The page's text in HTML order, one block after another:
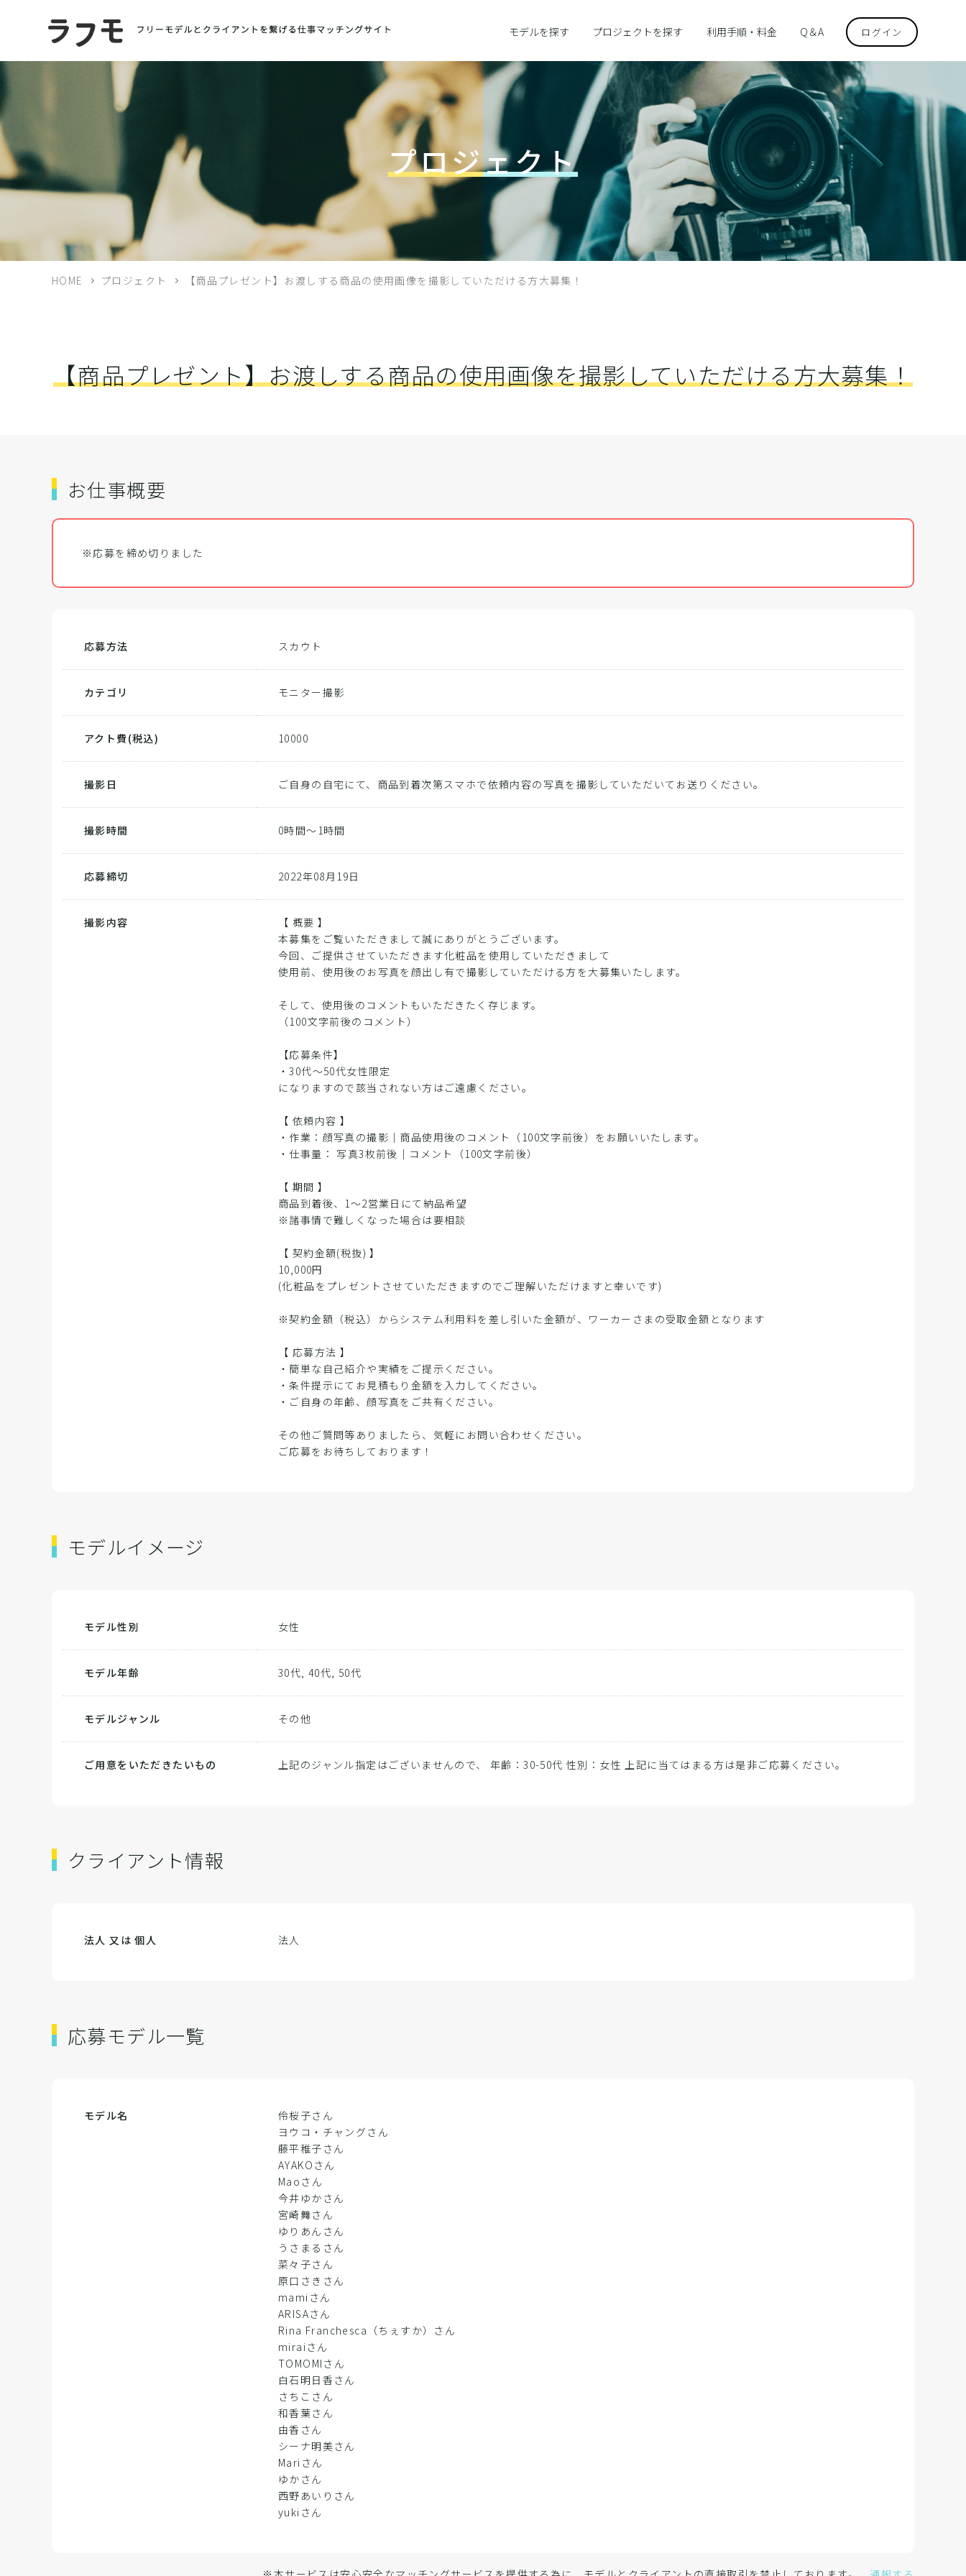
ログイン
モデルを探す プロジェクトを探す 利用手順・料金 Q＆A
プロジェクト
HOME プロジェクト 【商品プレゼント】お渡しする商品の使用画像を撮影していただける方大募集！
【商品プレゼント】お渡しする商品の使用画像を撮影していただける方大募集！
お仕事概要
※応募を締め切りました
応募方法 スカウト
カテゴリ モニター撮影
アクト費(税込) 10000
撮影日 ご自身の自宅にて、商品到着次第スマホで依頼内容の写真を撮影していただいてお送りください。
撮影時間 0時間～1時間
応募締切 2022年08月19日
撮影内容
【 概要 】
本募集をご覧いただきまして誠にありがとうございます。
今回、ご提供させていただきます化粧品を使用していただきまして
使用前、使用後のお写真を顔出し有で撮影していただける方を大募集いたします。
そして、使用後のコメントもいただきたく存じます。
（100文字前後のコメント）
【応募条件】
・30代〜50代女性限定
になりますので該当されない方はご遠慮ください。
【 依頼内容 】
・作業：顔写真の撮影｜商品使用後のコメント（100文字前後）をお願いいたします。
・仕事量： 写真3枚前後｜コメント（100文字前後）
【 期間 】
商品到着後、1〜2営業日にて納品希望
※諸事情で難しくなった場合は要相談
【 契約金額(税抜) 】
10,000円
(化粧品をプレゼントさせていただきますのでご理解いただけますと幸いです)
※契約金額（税込）からシステム利用料を差し引いた金額が、ワーカーさまの受取金額となります
【 応募方法 】
・簡単な自己紹介や実績をご提示ください。
・条件提示にてお見積もり金額を入力してください。
・ご自身の年齢、顔写真をご共有ください。
その他ご質問等ありましたら、気軽にお問い合わせください。
ご応募をお待ちしております！
モデルイメージ
モデル性別 女性
モデル年齢 30代, 40代, 50代
モデルジャンル その他
ご用意をいただきたいもの 上記のジャンル指定はございませんので、 年齢：30-50代 性別：女性 上記に当てはまる方は是非ご応募ください。
クライアント情報
法人 又は 個人 法人
応募モデル一覧
モデル名
伶桜子さん
ヨウコ・チャングさん
藤平稚子さん
AYAKOさん
Maoさん
今井ゆかさん
宮崎舞さん
ゆりあんさん
うさまるさん
菜々子さん
原口さきさん
mamiさん
ARISAさん
Rina Franchesca（ちぇすか）さん
miraiさん
TOMOMIさん
白石明日香さん
さちこさん
和香葉さん
由香さん
シーナ明美さん
Mariさん
ゆかさん
西野あいりさん
yukiさん